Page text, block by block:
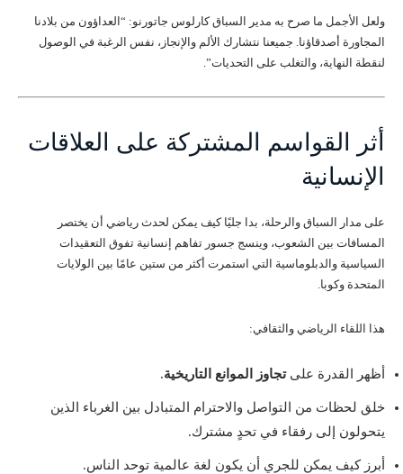
ولعل الأجمل ما صرح به مدير السباق كارلوس جاتورنو: “العداؤون من بلادنا
المجاورة أصدقاؤنا. جميعنا نتشارك الألم والإنجاز، نفس الرغبة في الوصول
لنقطة النهاية، والتغلب على التحديات”.
أثر القواسم المشتركة على العلاقات
الإنسانية
على مدار السباق والرحلة، بدا جليًا كيف يمكن لحدث رياضي أن يختصر
المسافات بين الشعوب، وينسج جسور تفاهم إنسانية تفوق التعقيدات
السياسية والدبلوماسية التي استمرت أكثر من ستين عامًا بين الولايات
المتحدة وكوبا.
هذا اللقاء الرياضي والثقافي:
أظهر القدرة علىتجاوز الموانع التاريخية.
خلق لحظات من التواصل والاحترام المتبادل بين الغرباء الذين
يتحولون إلى رفقاء في تحدٍ مشترك.
أبرز كيف يمكن للجري أن يكون لغة عالمية توحد الناس.